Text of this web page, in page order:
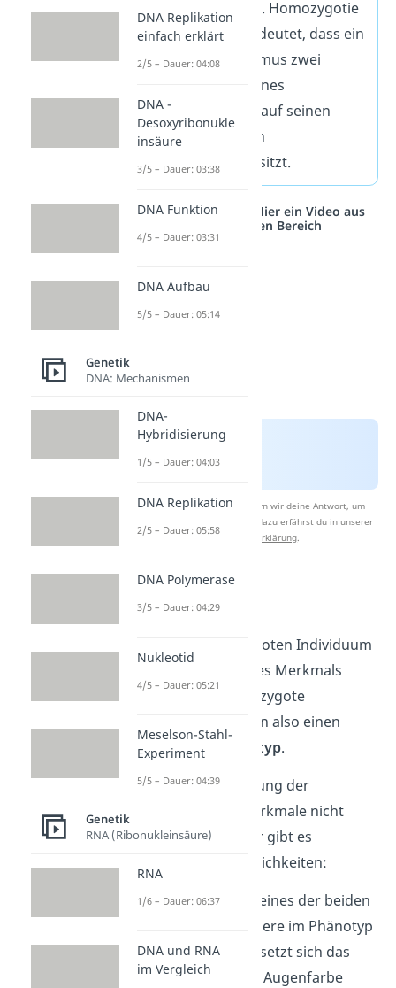
homozygous) bzw. Homozygotie
(Reinerbigkeit) bedeutet, dass ein
diploiderOrganismus zwei
identische Allele eines
bestimmten Gens auf seinen
beiden homologen
Chromosomen besitzt.
Studyflix vernetzt: Hier ein Video aus
einem anderen Bereich
Nach Beantwortung speichern wir deine Antwort, um
Studyflix zu verbessern. Mehr dazu erfährst du in unserer
Datenschutzerklärung
Heterozygot
Bei einem heterozygoten Individuum
sind beide Allele eines Merkmals
verschieden. Heterozygote
Organismen besitzen also einen
mischerbigen Genotyp.
Hier ist die Ausprägung der
entsprechenden Merkmale nicht
mehr eindeutig. Hier gibt es
prinzipiell zwei Möglichkeiten:
Entweder setzt sich eines der beiden
Allele gegen das andere im Phänotyp
durch. Zum Beispiel setzt sich das
Allel für eine
Augenfarbe
DNA Replikation
einfach erklärt
2/5 – Dauer: 04:08
DNA -
Desoxyribonukle
insäure
3/5 – Dauer: 03:38
DNA Funktion
4/5 – Dauer: 03:31
DNA Aufbau
5/5 – Dauer: 05:14
Genetik
DNA: Mechanismen
DNA-
Hybridisierung
1/5 – Dauer: 04:03
DNA Replikation
2/5 – Dauer: 05:58
DNA Polymerase
3/5 – Dauer: 04:29
Nukleotid
4/5 – Dauer: 05:21
Meselson-Stahl-
Experiment
5/5 – Dauer: 04:39
Genetik
RNA (Ribonukleinsäure)
RNA
1/6 – Dauer: 06:37
DNA und RNA
im Vergleich